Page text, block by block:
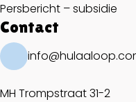
Persbericht – subsidie
Contact
MH Trompstraat 31-2